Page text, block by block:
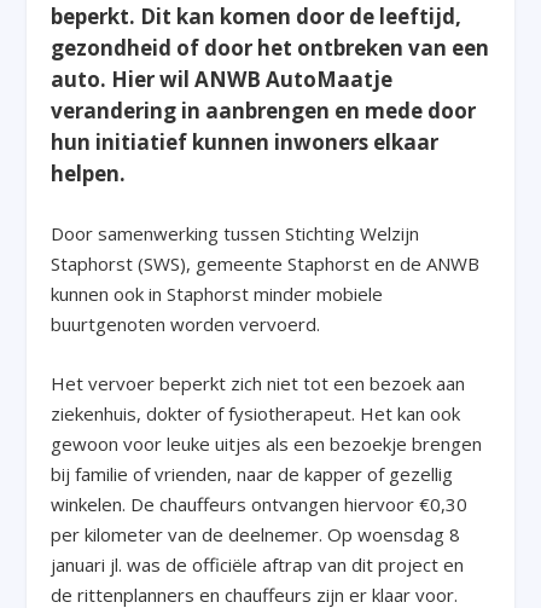
beperkt. Dit kan komen door de leeftijd,
gezondheid of door het ontbreken van een
auto. Hier wil ANWB AutoMaatje
verandering in aanbrengen en mede door
hun initiatief kunnen inwoners elkaar
helpen.
Door samenwerking tussen Stichting Welzijn
Staphorst (SWS), gemeente Staphorst en de ANWB
kunnen ook in Staphorst minder mobiele
buurtgenoten worden vervoerd.
Het vervoer beperkt zich niet tot een bezoek aan
ziekenhuis, dokter of fysiotherapeut. Het kan ook
gewoon voor leuke uitjes als een bezoekje brengen
bij familie of vrienden, naar de kapper of gezellig
winkelen. De chauffeurs ontvangen hiervoor €0,30
per kilometer van de deelnemer. Op woensdag 8
januari jl. was de officiële aftrap van dit project en
de rittenplanners en chauffeurs zijn er klaar voor.